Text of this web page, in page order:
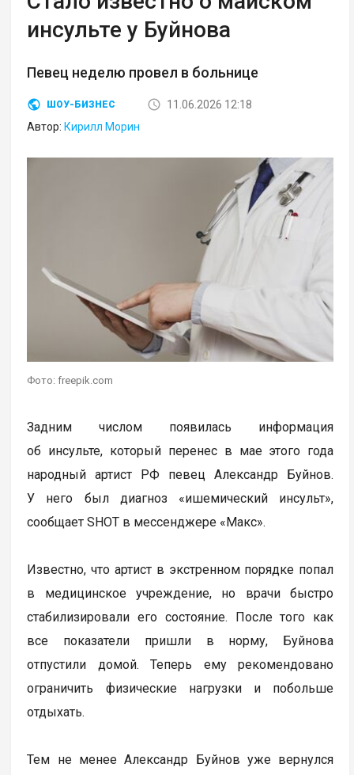
инсульте у Буйнова
Певец неделю провел в больнице
ШОУ-БИЗНЕС
11.06.2026 12:18
Автор: Кирилл Морин
Фото: freepik.com
Задним числом появилась информация
об инсульте, который перенес в мае этого года
народный артист РФ певец Александр Буйнов.
У него был диагноз «ишемический инсульт»,
сообщает SHOT в мессенджере «Макс».
Известно, что артист в экстренном порядке попал
в медицинское учреждение, но врачи быстро
стабилизировали его состояние. После того как
все показатели пришли в норму, Буйнова
отпустили домой. Теперь ему рекомендовано
ограничить физические нагрузки и побольше
отдыхать.
Тем не менее Александр Буйнов уже вернулся